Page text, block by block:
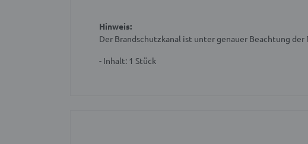
Hinweis:
Der Brandschutzkanal ist unter genauer Beachtung
- Inhalt: 1 Stück